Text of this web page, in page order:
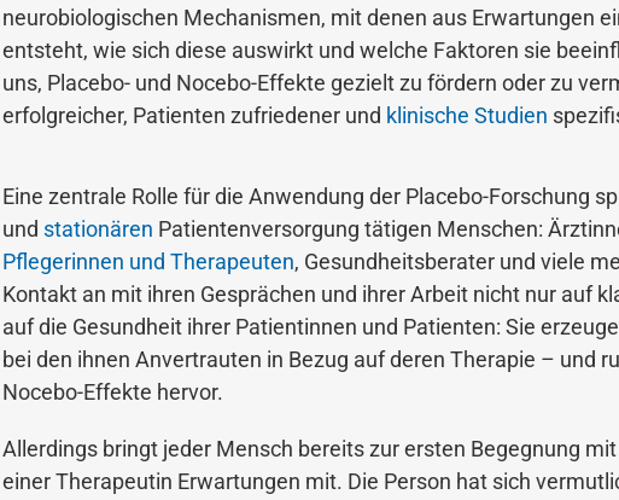
neurobiologischen Mechanismen, mit denen aus Erwartungen
entsteht, wie sich diese auswirkt und welche Faktoren sie
uns, Placebo- und Nocebo-Effekte gezielt zu fördern oder zu
erfolgreicher, Patienten zufriedener und klinische Studien
Eine zentrale Rolle für die Anwendung der Placebo-Forschung
und stationären Patientenversorgung tätigen Menschen:
Pflegerinnen und Therapeuten, Gesundheitsberater und viele
Kontakt an mit ihren Gesprächen und ihrer Arbeit nicht nur auf
auf die Gesundheit ihrer Patientinnen und Patienten: Sie
bei den ihnen Anvertrauten in Bezug auf deren Therapie – und
Nocebo-Effekte hervor.
Allerdings bringt jeder Mensch bereits zur ersten Begegnung
einer Therapeutin Erwartungen mit. Die Person hat sich